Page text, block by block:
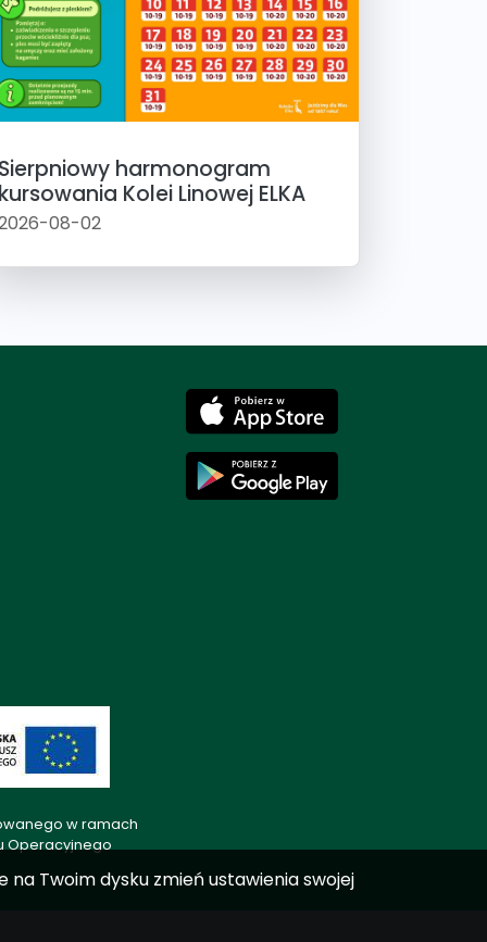
harmonogram
Kolei Linowej ELKA
08-02
w ramach
Operacyjnego
Twoim dysku zmień ustawienia swojej